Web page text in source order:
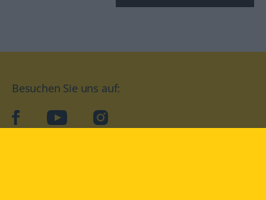
Besuchen Sie uns auf:
facebookYouTube Instagram